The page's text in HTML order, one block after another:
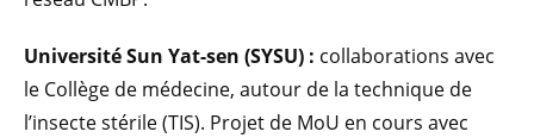
Université Sun Yat-sen (SYSU) : collaborations avec
le Collège de médecine, autour de la technique de
l’insecte stérile (TIS). Projet de MoU en cours avec